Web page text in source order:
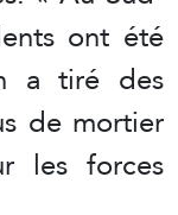
ont été
a tiré des
de mortier
les forces